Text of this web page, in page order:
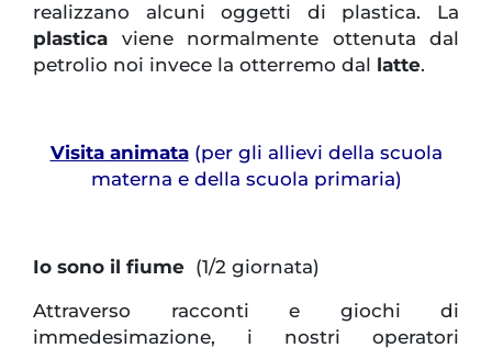
realizzano alcuni oggetti di plastica. La
plastica viene normalmente ottenuta dal
petrolio noi invece la otterremo dal latte.
Visita animata (per gli allievi della scuola
materna e della scuola primaria)
Io sono il fiume (1/2 giornata)
Attraverso racconti e giochi di
immedesimazione, i nostri operatori